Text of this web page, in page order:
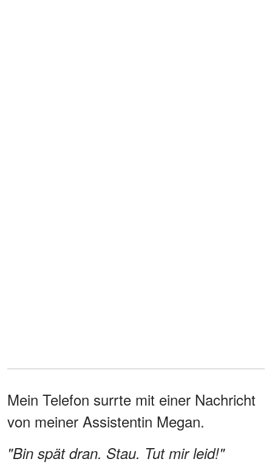
Mein Telefon surrte mit einer Nachricht
von meiner Assistentin Megan.
"Bin spät dran. Stau. Tut mir leid!"